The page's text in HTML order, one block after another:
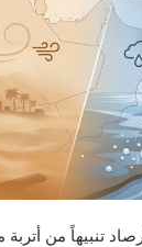
تنبيهاً من